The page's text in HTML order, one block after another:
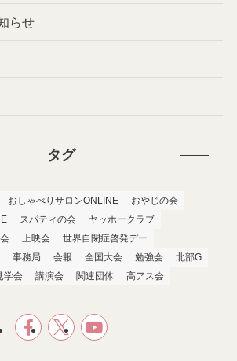
らせ
タグ
おしゃべりサロンONLINE
おやじの会
スパティの会
ヤッホークラブ
上映会
世界自閉症啓発デー
事務局 会報 全国大会 勉強会
北部G
学会 講演会 関連団体 高アス会